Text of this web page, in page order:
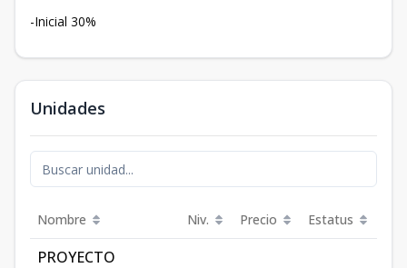
-Inicial 30%
Unidades
Nombre Niv. Precio Estatus
PROYECTO